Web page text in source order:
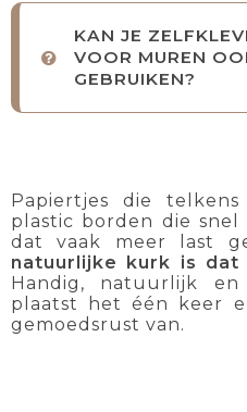
KAN JE
VOOR MUREN
GEBRUIKEN?
Papiertjes die
plastic borden die
dat vaak meer last
natuurlijke kurk is dat
Handig, natuurlijk
plaatst het één keer
gemoedsrust van.